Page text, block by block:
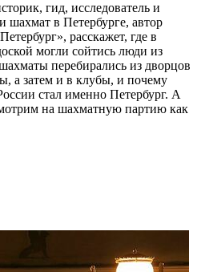
гид, исследователь и
шахмат в Петербурге, автор
расскажет, где в
могли сойтись люди из
перебирались из дворцов
а затем и в клубы, и почему
стал именно Петербург. А
на шахматную партию как